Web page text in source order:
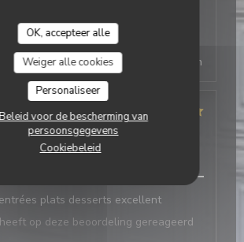
OK, accepteer alle
Weiger alle cookies
Personaliseer
Beleid voor de bescherming van
persoonsgegevens
Cookiebeleid
heeft op deze beoordeling gereageerd
! Au plaisir de vous revoir, la direction
19:00 - Gasten 3
Atmosfeer: /5 Keuken
plats desserts excellent
heeft op deze beoordeling gereageerd